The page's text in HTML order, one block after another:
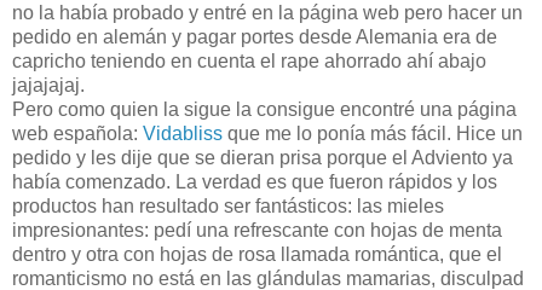
no la había probado y entré en la página web pero hacer un
pedido en alemán y pagar portes desde Alemania era de
capricho teniendo en cuenta el rape ahorrado ahí abajo
jajajajaj.
Pero como quien la sigue la consigue encontré una página
web española: Vidabliss que me lo ponía más fácil. Hice un
pedido y les dije que se dieran prisa porque el Adviento ya
había comenzado. La verdad es que fueron rápidos y los
productos han resultado ser fantásticos: las mieles
impresionantes: pedí una refrescante con hojas de menta
dentro y otra con hojas de rosa llamada romántica, que el
romanticismo no está en las glándulas mamarias, disculpad